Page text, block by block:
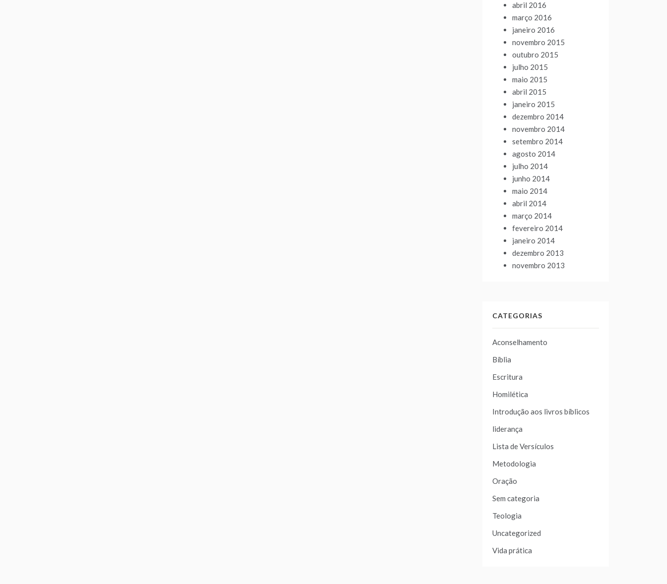
abril 2016
março 2016
janeiro 2016
novembro 2015
outubro 2015
julho 2015
maio 2015
abril 2015
janeiro 2015
dezembro 2014
novembro 2014
setembro 2014
agosto 2014
julho 2014
junho 2014
maio 2014
abril 2014
março 2014
fevereiro 2014
janeiro 2014
dezembro 2013
novembro 2013
CATEGORIAS
Aconselhamento
Bíblia
Escritura
Homilética
Introdução aos livros bíblicos
liderança
Lista de Versículos
Metodologia
Oração
Sem categoria
Teologia
Uncategorized
Vida prática